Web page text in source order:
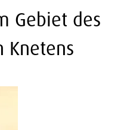
Gebiet des
Knetens